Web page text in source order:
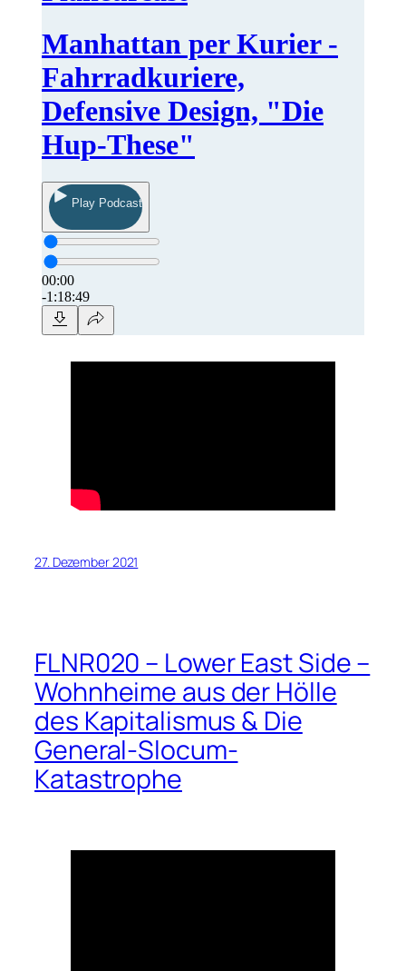
27. Dezember 2021
FLNR020 – Lower East Side –
Wohnheime aus der Hölle
des Kapitalismus & Die
General-Slocum-
Katastrophe